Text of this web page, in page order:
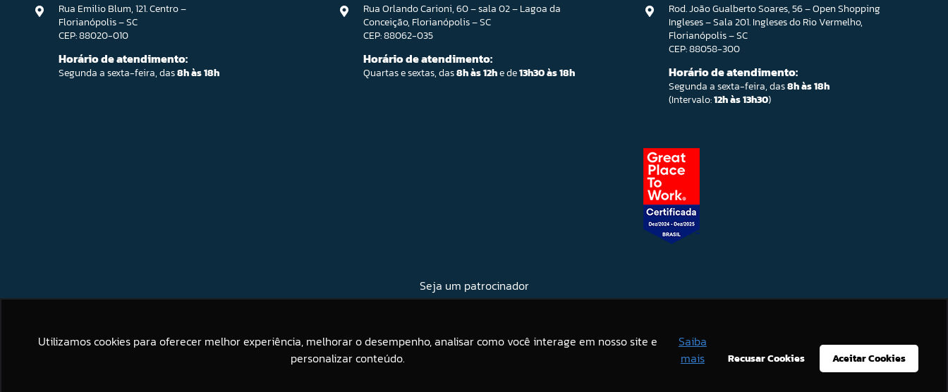
Utilizamos cookies para oferecer melhor experiência, melhorar o desempenho, analisar como você interage em nosso site e
personalizar conteúdo.
Saiba
mais
Recusar Cookies Aceitar Cookies
Rua Emilio Blum, 121. Centro –
Florianópolis – SC
CEP: 88020-010
Horário de atendimento:
Segunda a sexta-feira, das8h às 18h
Rua Orlando Carioni, 60 – sala 02 – Lagoa da
Conceição, Florianópolis – SC
CEP: 88062-035
Horário de atendimento:
Quartas e sextas, das8h às 12he de13h30 às 18h
Rod. João Gualberto Soares, 56 – Open Shopping
Ingleses – Sala 201. Ingleses do Rio Vermelho,
Florianópolis – SC
CEP: 88058-300
Horário de atendimento:
Segunda a sexta-feira, das8h às 18h
(Intervalo:12h às 13h30)
Seja um patrocinador